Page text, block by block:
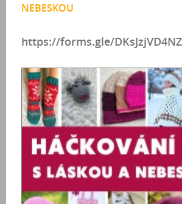
NEBESKOU
https://forms.gle/